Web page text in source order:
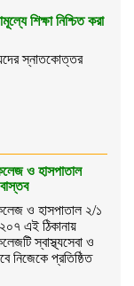
শিক্ষা নিশ্চিত করা
স্নাতকোত্তর
কলেজ ও হাসপাতাল
কলেজ ও হাসপাতাল ২/১
এই ঠিকানায়
স্বাস্থ্যসেবা ও
নিজেকে প্রতিষ্ঠিত